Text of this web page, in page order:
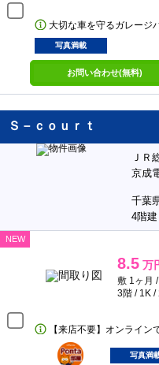
大切な車を守るガレージ
写真満載
お問い合わせ(無料)
Ｓ－ｃｏｕｒｔ
ＪＲ
京成
千葉
4階
NEW
8.5 万
敷 1ヶ月
3階 / 1K /
【来店不要】オンライン
ポンタ
部屋
写真満